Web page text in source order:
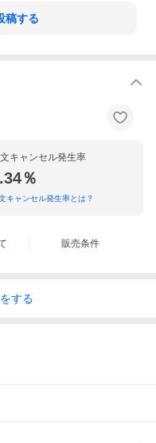
稿する
キャンセル発生率
％
キャンセル発生率とは？
販売条件
する